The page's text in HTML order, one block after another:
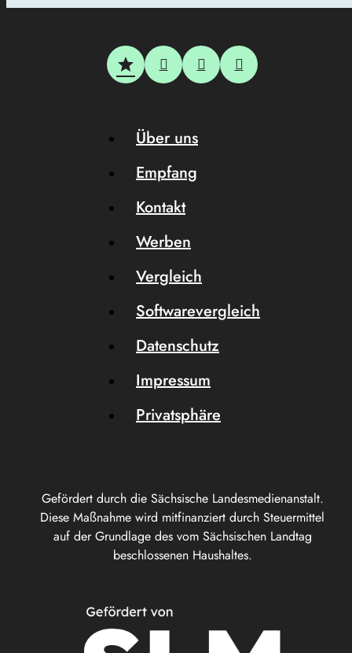
Gefördert durch die Sächsische Landesmedienanstalt.
Diese Maßnahme wird mitfinanziert durch Steuermittel
auf der Grundlage des vom Sächsischen Landtag
beschlossenen Haushaltes.
Über uns
Empfang
Kontakt
Werben
Vergleich
Softwarevergleich
Datenschutz
Impressum
Privatsphäre